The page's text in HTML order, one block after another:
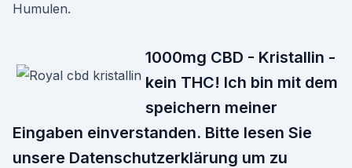
Humulen.
1000mg CBD - Kristallin -
kein THC! Ich bin mit dem
speichern meiner
Eingaben einverstanden. Bitte lesen Sie
unsere Datenschutzerklärung um zu